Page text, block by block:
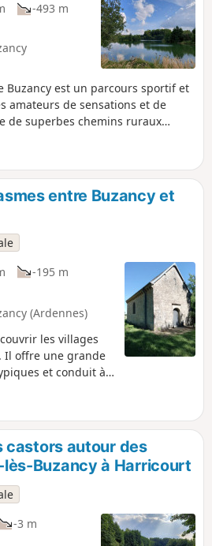
-493 m
Buzancy est un parcours sportif et
amateurs de sensations et de
de superbes chemins ruraux
et horizons ouverts. Tout au
est une invitation à la
local, avec la chapelle de
Château Augeard, ou encore de
Autruche, Fossé et Saint-
leurs nombreuses et élégantes
entre Buzancy et
-195 m
(Ardennes)
les villages
Il offre une grande
et conduit à
castors autour des
Buzancy à Harricourt
-3 m